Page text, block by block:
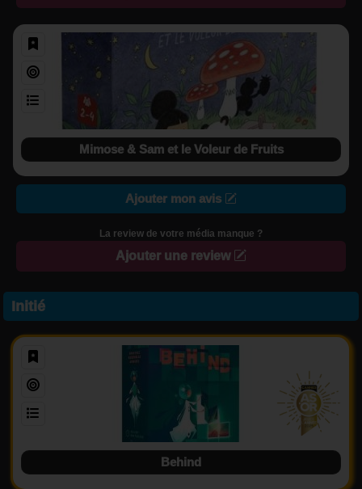
Mimose & Sam et le Voleur de Fruits
Ajouter mon avis
La review de votre média manque ?
Ajouter une review
Initié
Behind